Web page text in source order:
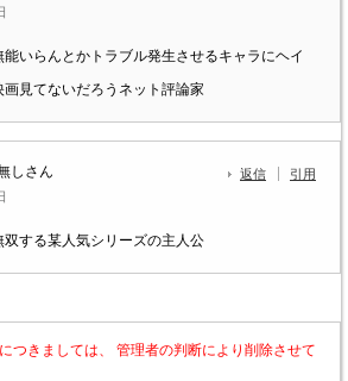
いらんとかトラブル発生させるキャラにヘイ
画見てないだろうネット評論家
しさん 返信 引用
する某人気シリーズの主人公
つきましては、 管理者の判断により削除させて